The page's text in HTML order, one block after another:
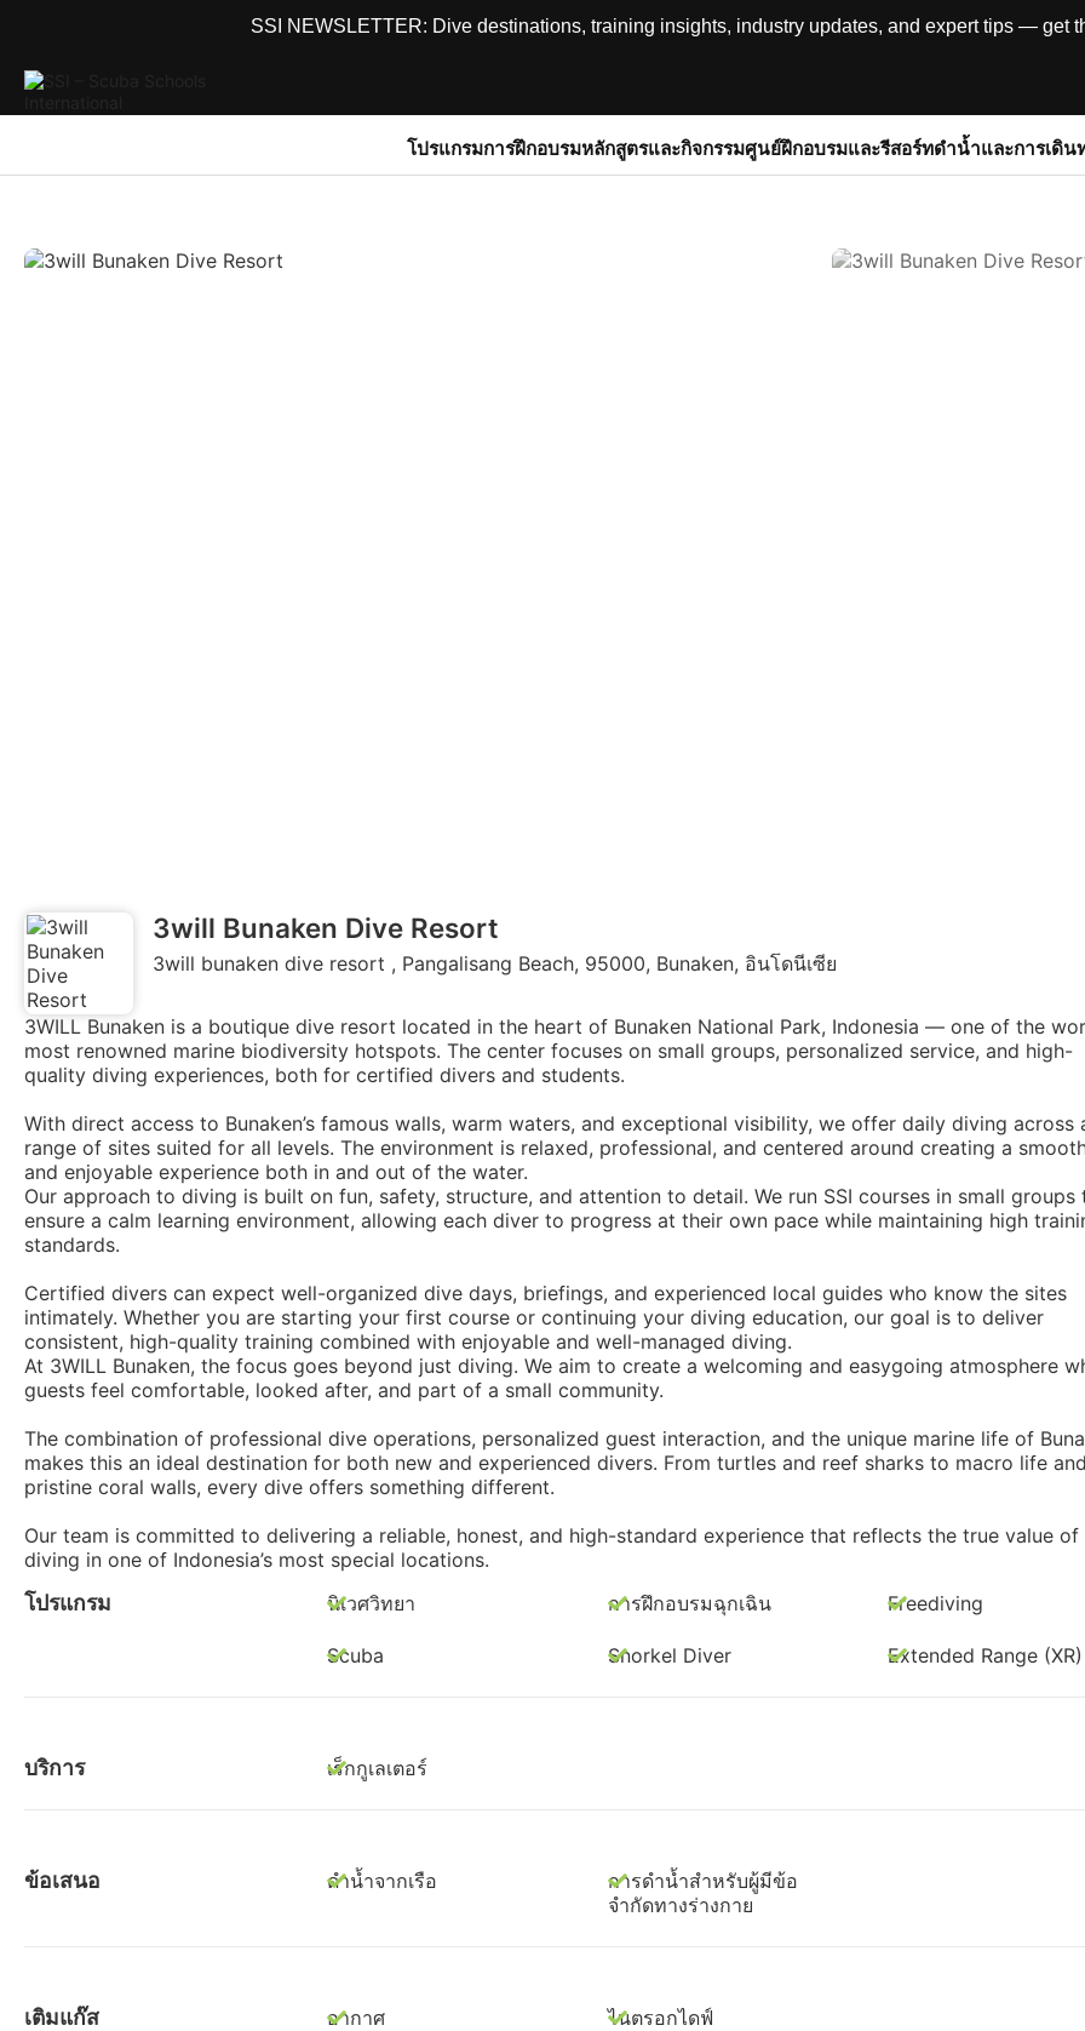
SSI NEWSLETTER: Dive destinations, training insights, industry updates, and expert tips — get
โปรแกรมการฝึกอบรมหลักสูตรและกิจกรรมศูนย์ฝึกอบรมและรีสอร์ทดำน้ำและการเดิน
3will Bunaken Dive Resort
3will bunaken dive resort , Pangalisang Beach, 95000, Bunaken, อินโดนีเซีย
3WILL Bunaken is a boutique dive resort located in the heart of Bunaken National Park, Indonesia — one of the
most renowned marine biodiversity hotspots. The center focuses on small groups, personalized service, and high-
quality diving experiences, both for certified divers and students.
With direct access to Bunaken’s famous walls, warm waters, and exceptional visibility, we offer daily diving across
range of sites suited for all levels. The environment is relaxed, professional, and centered around creating a
and enjoyable experience both in and out of the water.
Our approach to diving is built on fun, safety, structure, and attention to detail. We run SSI courses in small groups
ensure a calm learning environment, allowing each diver to progress at their own pace while maintaining high
standards.
Certified divers can expect well-organized dive days, briefings, and experienced local guides who know the sites
intimately. Whether you are starting your first course or continuing your diving education, our goal is to deliver
consistent, high-quality training combined with enjoyable and well-managed diving.
At 3WILL Bunaken, the focus goes beyond just diving. We aim to create a welcoming and easygoing atmosphere
guests feel comfortable, looked after, and part of a small community.
The combination of professional dive operations, personalized guest interaction, and the unique marine life of
makes this an ideal destination for both new and experienced divers. From turtles and reef sharks to macro life
pristine coral walls, every dive offers something different.
Our team is committed to delivering a reliable, honest, and high-standard experience that reflects the true value of
diving in one of Indonesia’s most special locations.
โปรแกรม นิเวศวิทยา การฝึกอบรมฉุกเฉิน Freediving
Scuba Snorkel Diver Extended Range (XR)
บริการ เร็กกูเลเตอร์
ข้อเสนอ ดำน้ำจากเรือ
การดำน้ำสำหรับผู้มีข้อ
จำกัดทางร่างกาย
เติมแก๊ส อากาศ ไนตรอกไดฟ์